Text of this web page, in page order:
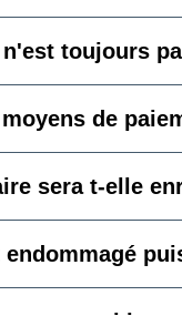
toujours
de
sera t-elle